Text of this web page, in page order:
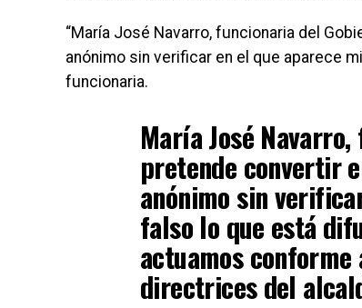
“María José Navarro, funcionaria del
anónimo sin verificar en el que aparece
funcionaria.
María José
pretende convertir
anónimo sin
falso lo que está
actuamos
directrices del